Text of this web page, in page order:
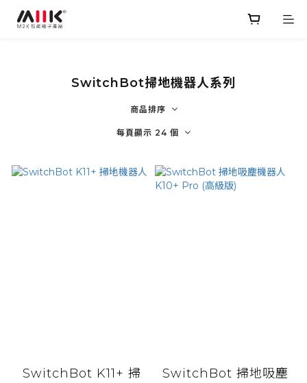
SwitchBot掃地機器人系列
商品排序
每頁顯示 24 個
SwitchBot K11+ 掃
SwitchBot 掃地吸塵